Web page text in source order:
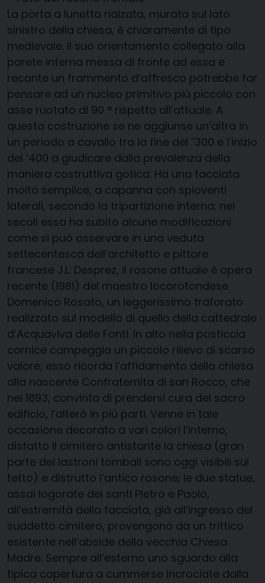
La porta a lunetta rialzata, murata sul lato
sinistro della chiesa, è chiaramente di tipo
medievale. Il suo orientamento collegato alla
parete interna messa di fronte ad essa e
recante un frammento d’affresco potrebbe far
pensare ad un nucleo primitivo più piccolo con
asse ruotato di 90 ° rispetto all’attuale. A
questa costruzione se ne aggiunse un’altra in
un periodo a cavallo tra la fine del `300 e l’inizio
del ‘400 a giudicare dalla prevalenza della
maniera costruttiva gotica. Ha una facciata
molto semplice, a capanna con spioventi
laterali, secondo la tripartizione interna; nei
secoli essa ha subito alcune modificazioni
come si può osservare in una veduta
settecentesca dell’architetto e pittore
francese J.L. Desprez, il rosone attuale è opera
recente (1981) del maestro locorotondese
Domenico Rosato, un leggerissimo traforato
realizzato sul modello di quello della cattedrale
d’Acquaviva delle Fonti. In alto nella posticcia
cornice campeggia un piccolo rilievo di scarso
valore; esso ricorda l’affidamento della chiesa
alla nascente Confraternita di san Rocco, che
nel 1893, convinta di prendersi cura del sacro
edificio, l’alterò in più parti. Venne in tale
occasione decorato a vari colori l’interno,
disfatto il cimitero antistante la chiesa (gran
parte dei lastroni tombali sono oggi visibili sul
tetto) e distrutto l’antico rosone; le due statue,
assai logorate dei santi Pietro e Paolo,
all’estremità della facciata, già all’ingresso del
suddetto cimitero, provengono da un trittico
esistente nell’abside della vecchia Chiesa
Madre. Sempre all’esterno uno sguardo alla
tipica copertura a cummerse incrociate dalla